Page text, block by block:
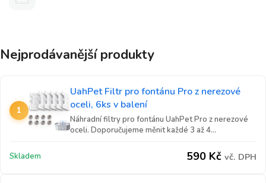
Nejprodávanější produkty
1
UahPet Filtr pro fontánu Pro z nerezové
oceli, 6ks v balení
Náhradní filtry pro fontánu UahPet Pro z nerezové
oceli. Doporučujeme měnit každé 3 až 4...
Skladem 590 Kč vč. DPH